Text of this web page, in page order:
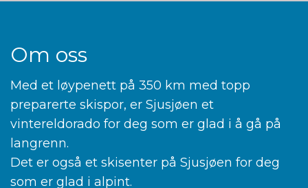
Om oss
Med et løypenett på 350 km med topp
preparerte skispor, er Sjusjøen et
vintereldorado for deg som er glad i å gå på
langrenn.
Det er også et skisenter på Sjusjøen for deg
som er glad i alpint.